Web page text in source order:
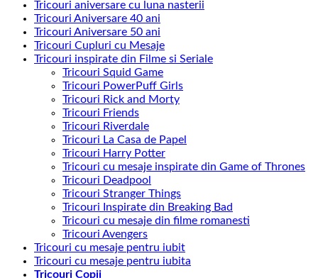
Tricouri aniversare cu luna nasterii
Tricouri Aniversare 40 ani
Tricouri Aniversare 50 ani
Tricouri Cupluri cu Mesaje
Tricouri inspirate din Filme si Seriale
Tricouri Squid Game
Tricouri PowerPuff Girls
Tricouri Rick and Morty
Tricouri Friends
Tricouri Riverdale
Tricouri La Casa de Papel
Tricouri Harry Potter
Tricouri cu mesaje inspirate din Game of Thrones
Tricouri Deadpool
Tricouri Stranger Things
Tricouri Inspirate din Breaking Bad
Tricouri cu mesaje din filme romanesti
Tricouri Avengers
Tricouri cu mesaje pentru iubit
Tricouri cu mesaje pentru iubita
Tricouri Copii